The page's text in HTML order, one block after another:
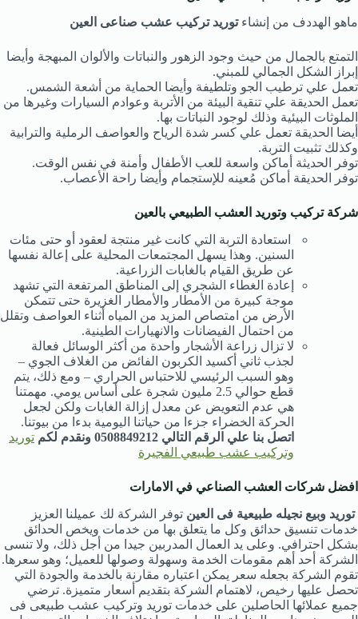
ماهو الهددف من إنشاءتوريد تركيب عشب صناعى العين
التمتع بالجمال من حيث وجود الزهور والنباتات والألوان المبهجة وأيضا
إبراز الشكل الجمالي للمبني.
تعمل علي ترطيب الجو وتلطيفة وأيضا الحماية من أشعة الشمس.
تعمل الحديقة علي تنقية البيئة من الأتربة وعوادم السيارات وغيرها من
الملوثات البيئية وذلك لوجود النباتات بها.
أيضا الحديقة تعمل علي كسر شدة الرياح والعواصف الرملية والترابية
وكذلك تثبيت التربة.
توفر الحديثة أماكن واسعة للعب الأطفال وأمنة في نفس الوقت.
توفر الحديقة أماكن مُعينه للإستجمام وأيضا راحة الأعصاب.
شركة تركيب وتوريد العشب الطبيعي بالعين
استعادة التربة التي كانت غير منتجة لعقود أو حتى مئات
السنين. وهذا يسهل المجتمعات المحلية على إعالة نفسها
عن طريق القيام بالغابات الزراعية.
إعادة الغطاء الشجري إلى المناطق المرتفعة التي تشهد
موجة كبيرة من الأمطار والأمطار الغزيرة حتى تتمكن
الأرض من امتصاص المزيد من المياه أثناء العواصف وتقلل
من احتمال الفيضانات والانهيارات الطينية.
لا تزال زراعة الأشجار واحدة من أكثر الوسائل فعالة
لجذب ثاني أكسيد الكربون الفائض من الغلاف الجوي –
وهو السبب الرئيسي للاحتباس الحراري – ومع ذلك، يتم
قطع حوالي 2.5 مليون شجرة على أساس يومي. مهمتنا
هي عدم التعويض عن معدل إزالة الغابات ولكن لجعل
الحركة الخضراء جزءا من حياتنا اليومية بدءا من بيوتنا.
اتصل بنا علي الرقم التالي 0508849212 ونقدم لكم
توريد
وتركيب عشب طبيعي الفجيرة
افضل شركات العشب الصناعي في الامارات
توريد وبيع نجيله طبيعية فى العين توفر الشركة لك عميلنا العزيز
خدمات تنسيق حدائق وكل ما يتعلق بها من خدمات ويخص الحدائق
بشكل احترافي. وعلى يد العمال المدربين جيدا من أجل ذلك، ولا تنسى
الشركة أحد أهم مقومات الخدمة وسهولة وصولها للعميل؛ وهو سعرها.
تقوم الشركة بجعله سعر يمكن اعتباره مقارنة بالخدمة والجودة التي
تحصل عليها رخيص، لاهتمام الشركة بتقديم أسعار متميزة. ترضي
جميع عملائها الحاصلين على خدمات توريد وتركيب عشب طبيعى فى